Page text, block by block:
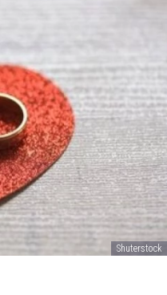
Shuterstock